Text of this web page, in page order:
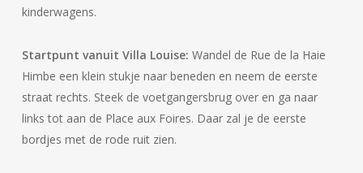
kinderwagens.
Startpunt vanuit Villa Louise: Wandel de Rue de la Haie
Himbe een klein stukje naar beneden en neem de eerste
straat rechts. Steek de voetgangersbrug over en ga naar
links tot aan de Place aux Foires. Daar zal je de eerste
bordjes met de rode ruit zien.